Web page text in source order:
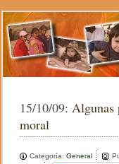
15/10/09:Algunas
moral
Categoría:General